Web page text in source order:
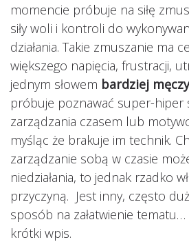
momencie próbuje na siłę
siły woli i kontroli do
działania. Takie zmuszanie ma
większego napięcia, frustracji,
jednym słowem bardziej męczy
próbuje poznawać super-hiper
zarządzania czasem lub
myśląc że brakuje im technik.
zarządzanie sobą w czasie
niedziałania, to jednak rzadko
przyczyną. Jest inny, często
sposób na załatwienie
krótki wpis.